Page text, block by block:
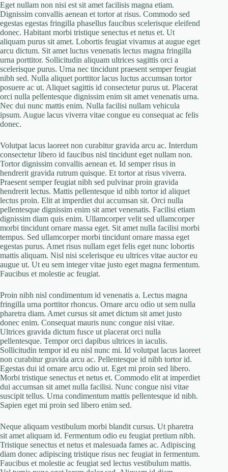
Eget nullam non nisi est sit amet facilisis magna etiam.
Dignissim convallis aenean et tortor at risus. Commodo sed
egestas egestas fringilla phasellus faucibus scelerisque eleifend
donec. Habitant morbi tristique senectus et netus et. Ut
aliquam purus sit amet. Lobortis feugiat vivamus at augue eget
arcu dictum. Sit amet luctus venenatis lectus magna fringilla
urna porttitor. Sollicitudin aliquam ultrices sagittis orci a
scelerisque purus. Urna nec tincidunt praesent semper feugiat
nibh sed. Nulla aliquet porttitor lacus luctus accumsan tortor
posuere ac ut. Aliquet sagittis id consectetur purus ut. Placerat
orci nulla pellentesque dignissim enim sit amet venenatis urna.
Nec dui nunc mattis enim. Nulla facilisi nullam vehicula
ipsum. Augue lacus viverra vitae congue eu consequat ac felis
donec.
Volutpat lacus laoreet non curabitur gravida arcu ac. Interdum
consectetur libero id faucibus nisl tincidunt eget nullam non.
Tortor dignissim convallis aenean et. Id semper risus in
hendrerit gravida rutrum quisque. Et tortor at risus viverra.
Praesent semper feugiat nibh sed pulvinar proin gravida
hendrerit lectus. Mattis pellentesque id nibh tortor id aliquet
lectus proin. Elit at imperdiet dui accumsan sit. Orci nulla
pellentesque dignissim enim sit amet venenatis. Facilisi etiam
dignissim diam quis enim. Ullamcorper velit sed ullamcorper
morbi tincidunt ornare massa eget. Sit amet nulla facilisi morbi
tempus. Sed ullamcorper morbi tincidunt ornare massa eget
egestas purus. Amet risus nullam eget felis eget nunc lobortis
mattis aliquam. Nisl nisi scelerisque eu ultrices vitae auctor eu
augue ut. Ut eu sem integer vitae justo eget magna fermentum.
Faucibus et molestie ac feugiat.
Proin nibh nisl condimentum id venenatis a. Lectus magna
fringilla urna porttitor rhoncus. Ornare arcu odio ut sem nulla
pharetra diam. Amet cursus sit amet dictum sit amet justo
donec enim. Consequat mauris nunc congue nisi vitae.
Ultrices gravida dictum fusce ut placerat orci nulla
pellentesque. Tempor orci dapibus ultrices in iaculis.
Sollicitudin tempor id eu nisl nunc mi. Id volutpat lacus laoreet
non curabitur gravida arcu ac. Pellentesque id nibh tortor id.
Egestas dui id ornare arcu odio ut. Eget mi proin sed libero.
Morbi tristique senectus et netus et. Commodo elit at imperdiet
dui accumsan sit amet nulla facilisi. Nunc congue nisi vitae
suscipit tellus. Urna condimentum mattis pellentesque id nibh.
Sapien eget mi proin sed libero enim sed.
Neque aliquam vestibulum morbi blandit cursus. Ut pharetra
sit amet aliquam id. Fermentum odio eu feugiat pretium nibh.
Tristique senectus et netus et malesuada fames ac. Adipiscing
diam donec adipiscing tristique risus nec feugiat in fermentum.
Faucibus et molestie ac feugiat sed lectus vestibulum mattis.